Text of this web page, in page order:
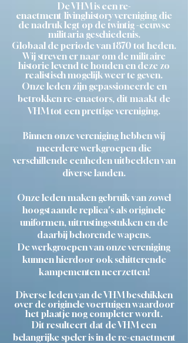
De VHM is een re-
enactment/livinghistory vereniging die
de nadruk legt op de twintig -eeuwse
militaria geschiedenis.
Globaal de periode van 1870 tot heden.
Wij streven er naar om de militaire
historie levend te houden en deze zo
realistisch mogelijk weer te geven.
Onze leden zijn gepassioneerde en
betrokken re-enactors, dit maakt de
VHM tot een prettige vereniging.
Binnen onze vereniging hebben wij
meerdere werkgroepen die
verschillende eenheden uitbeelden van
diverse landen.
Onze leden maken gebruik van zowel
hoogstaande replica's als originele
uniformen, uitrustingsstukken en de
daarbij behorende wapens.
De werkgroepen van onze vereniging
kunnen hierdoor ook schitterende
kampementen neerzetten!
Diverse leden van de VHM beschikken
over de originele voertuigen waardoor
het plaatje nog completer wordt.
Dit resulteert dat de VHM een
belangrijke speler is in de re-enactment